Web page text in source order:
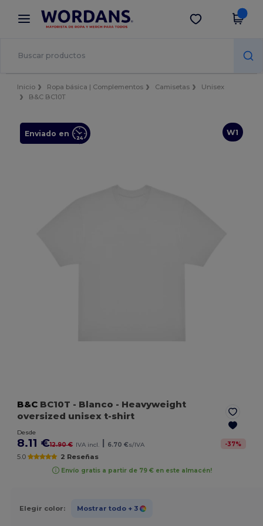
× App de Wordans
¡Mejores precios en app!
Descargar app
Inicio Ropa básica | Complementos Camisetas
Unisex
B&C BC10T
W1
Enviado en
B&C BC10T - Blanco - Heavyweight
oversized unisex t-shirt
Desde
8.11 €12.90 € IVA incl. 6.70 €s/IVA -37%
5.0 2 Reseñas
Envío gratis a partir de 79 € en este almacén!
Elegir color: Mostrar todo + 3